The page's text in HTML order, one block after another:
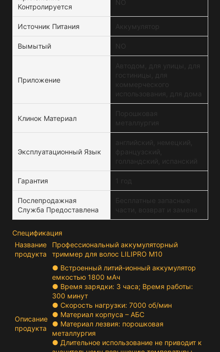
Контролируется
NO
Источник Питания Аккумулятор
Вымытый NO
Приложение
Автодом, для улицы, для
гостиницы, для
коммерческого
использования, для дома
Клинок Материал
Порошковая
металлургия
Эксплуатационный Язык
английский, немецкий,
французский,
голландский, испанский
Гарантия 1 год
Послепродажная
Служба Предоставлена
Бесплатные запасные
части, возврат и замена
Спецификация
Название
продукта
Профессиональный аккумуляторный
триммер для волос LILIPRO M10
Описание
продукта
● Встроенный литий-ионный аккумулятор
емкостью 1800 мАч
● Время зарядки: 3 часа; Время работы:
300 минут
● Скорость нагрузки: 7000 об/мин
● Материал корпуса – АБС
● Материал лезвия: порошковая
металлургия
● Длительное использование не приводит к